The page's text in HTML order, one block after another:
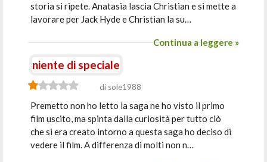
storia si ripete. Anatasia lascia Christian e si mette a
lavorare per Jack Hyde e Christian la su…
Continua a leggere »
niente di speciale
di sole1988
Premetto non ho letto la saga ne ho visto il primo
film uscito, ma spinta dalla curiosità per tutto ciò
che si era creato intorno a questa saga ho deciso di
vedere il film. A differenza di molti non n…